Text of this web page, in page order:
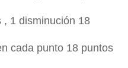
disminución 18
cada punto 18 puntos